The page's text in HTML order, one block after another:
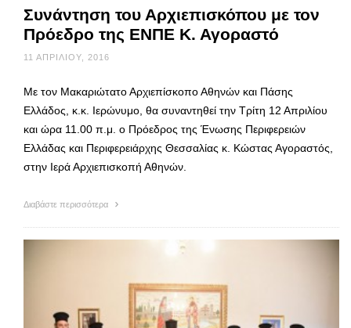
Συνάντηση του Αρχιεπισκόπου με τον
Πρόεδρο της ΕΝΠΕ Κ. Αγοραστό
11 ΑΠΡΙΛΊΟΥ, 2016
Με τον Μακαριώτατο Αρχιεπίσκοπο Αθηνών και Πάσης
Ελλάδος, κ.κ. Ιερώνυμο, θα συναντηθεί την Τρίτη 12 Απριλίου
και ώρα 11.00 π.μ. ο Πρόεδρος της Ένωσης Περιφερειών
Ελλάδας και Περιφερειάρχης Θεσσαλίας κ. Κώστας Αγοραστός,
στην Ιερά Αρχιεπισκοπή Αθηνών.
Διαβάστε περισσότερα